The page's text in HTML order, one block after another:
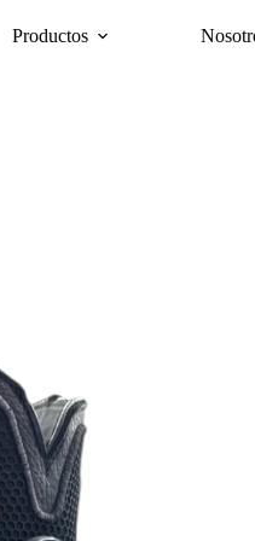
Productos